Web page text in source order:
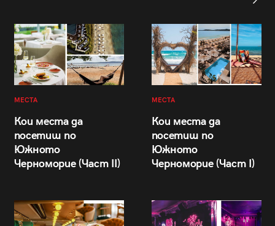
МЕСТА
Кои места да
посетиш по
Южното
Черноморие (Част II)
МЕСТА
Кои места да
посетиш по
Южното
Черноморие (Част I)